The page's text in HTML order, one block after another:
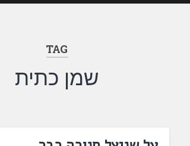
TAG
שמן כתית